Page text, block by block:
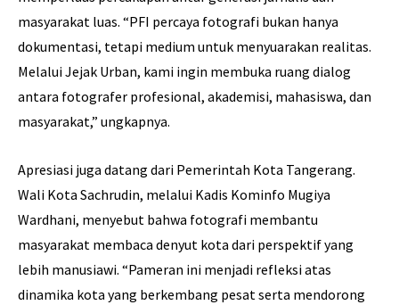
masyarakat luas. “PFI percaya fotografi bukan hanya
dokumentasi, tetapi medium untuk menyuarakan realitas.
Melalui Jejak Urban, kami ingin membuka ruang dialog
antara fotografer profesional, akademisi, mahasiswa, dan
masyarakat,” ungkapnya.
Apresiasi juga datang dari Pemerintah Kota Tangerang.
Wali Kota Sachrudin, melalui Kadis Kominfo Mugiya
Wardhani, menyebut bahwa fotografi membantu
masyarakat membaca denyut kota dari perspektif yang
lebih manusiawi. “Pameran ini menjadi refleksi atas
dinamika kota yang berkembang pesat serta mendorong